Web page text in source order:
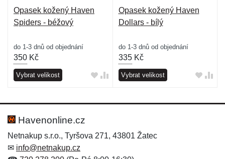
Opasek kožený Haven
Spiders - béžový
do 1-3 dnů od objednání
350 Kč
Vybrat velikost
Opasek kožený Haven
Dollars - bílý
do 1-3 dnů od objednání
335Kč
Vybrat velikost
Havenonline.cz
Netnakup s.r.o., Tyršova 271, 43801 Žatec
✉ info@netnakup.cz